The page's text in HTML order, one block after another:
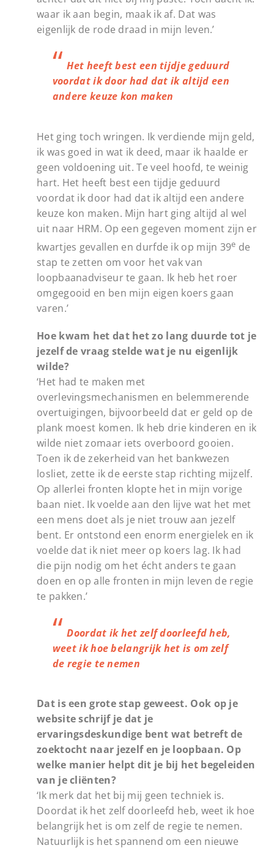
waar ik aan begin, maak ik af. Dat was
eigenlijk de rode draad in mijn leven.’
Het heeft best een tijdje geduurd
voordat ik door had dat ik altijd een
andere keuze kon maken
Het ging toch wringen. Ik verdiende mijn geld,
ik was goed in wat ik deed, maar ik haalde er
geen voldoening uit. Te veel hoofd, te weinig
hart. Het heeft best een tijdje geduurd
voordat ik door had dat ik altijd een andere
keuze kon maken. Mijn hart ging altijd al wel
uit naar HRM. Op een gegeven moment zijn er
kwartjes gevallen en durfde ik op mijn 39e de
stap te zetten om voor het vak van
loopbaanadviseur te gaan. Ik heb het roer
omgegooid en ben mijn eigen koers gaan
varen.’
Hoe kwam het dat het zo lang duurde tot je
jezelf de vraag stelde wat je nu eigenlijk
wilde?
‘Het had te maken met
overlevingsmechanismen en belemmerende
overtuigingen, bijvoorbeeld dat er geld op de
plank moest komen. Ik heb drie kinderen en ik
wilde niet zomaar iets overboord gooien.
Toen ik de zekerheid van het bankwezen
losliet, zette ik de eerste stap richting mijzelf.
Op allerlei fronten klopte het in mijn vorige
baan niet. Ik voelde aan den lijve wat het met
een mens doet als je niet trouw aan jezelf
bent. Er ontstond een enorm energielek en ik
voelde dat ik niet meer op koers lag. Ik had
die pijn nodig om het écht anders te gaan
doen en op alle fronten in mijn leven de regie
te pakken.’
Doordat ik het zelf doorleefd heb,
weet ik hoe belangrijk het is om zelf
de regie te nemen
Dat is een grote stap geweest. Ook op je
website schrijf je dat je
ervaringsdeskundige bent wat betreft de
zoektocht naar jezelf en je loopbaan. Op
welke manier helpt dit je bij het begeleiden
van je cliënten?
‘Ik merk dat het bij mij geen techniek is.
Doordat ik het zelf doorleefd heb, weet ik hoe
belangrijk het is om zelf de regie te nemen.
Natuurlijk is het spannend om een nieuwe